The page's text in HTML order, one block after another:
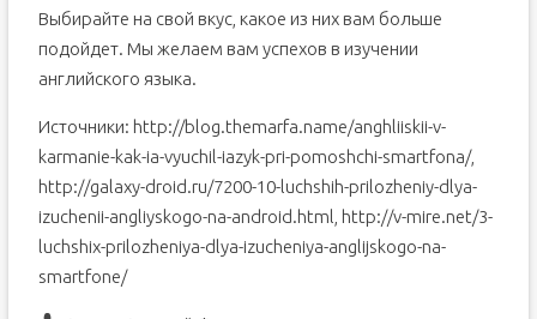
Выбирайте на свой вкус, какое из них вам больше
подойдет. Мы желаем вам успехов в изучении
английского языка.
Источники: http://blog.themarfa.name/anghliiskii-v-
karmanie-kak-ia-vyuchil-iazyk-pri-pomoshchi-smartfona/,
http://galaxy-droid.ru/7200-10-luchshih-prilozheniy-dlya-
izuchenii-angliyskogo-na-android.html, http://v-mire.net/3-
luchshix-prilozheniya-dlya-izucheniya-anglijskogo-na-
smartfone/